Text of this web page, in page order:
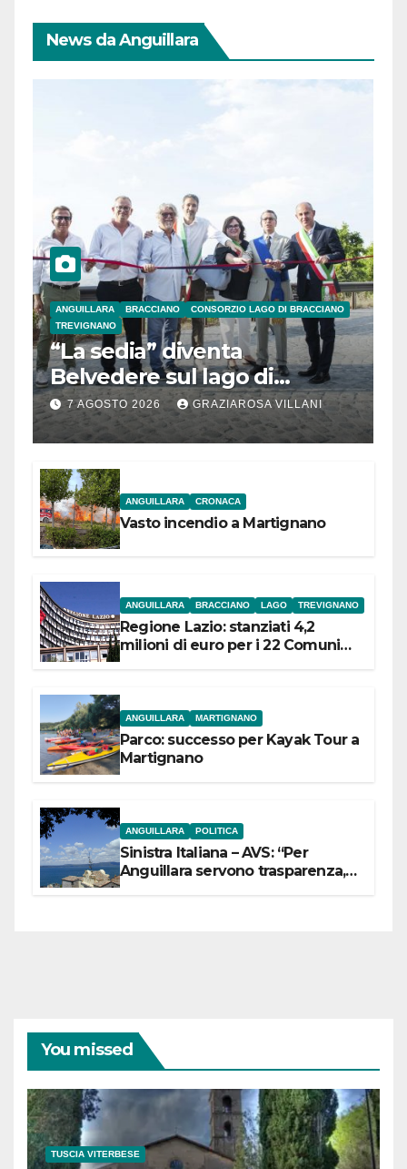
News da Anguillara
ANGUILLARA BRACCIANO
CONSORZIO LAGO DI BRACCIANO
TREVIGNANO
“La sedia” diventa
Belvedere sul lago di
Bracciano: ieri
l’inaugurazione
7 AGOSTO 2026 GRAZIAROSA VILLANI
ANGUILLARA CRONACA
Vasto incendio a Martignano
ANGUILLARA BRACCIANO LAGO TREVIGNANO
Regione Lazio: stanziati 4,2
milioni di euro per i 22 Comuni
ANGUILLARA MARTIGNANO
Parco: successo per Kayak Tour a
Martignano
ANGUILLARA POLITICA
Sinistra Italiana – AVS: “Per
Anguillara servono trasparenza,
You missed
TUSCIA VITERBESE